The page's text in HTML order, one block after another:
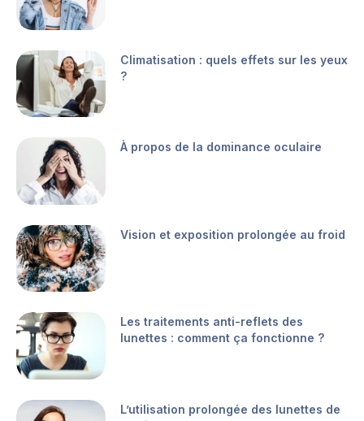
Climatisation : quels effets sur les yeux
?
À propos de la dominance oculaire
Vision et exposition prolongée au froid
Les traitements anti-reflets des
lunettes : comment ça fonctionne ?
L’utilisation prolongée des lunettes de